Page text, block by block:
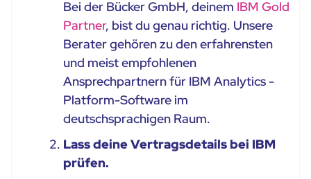
Bei der Bücker GmbH, deinem IBM Gold
Partner, bist du genau richtig. Unsere
Berater gehören zu den erfahrensten
und meist empfohlenen
Ansprechpartnern für IBM Analytics -
Platform-Software im
deutschsprachigen Raum.
Lass deine Vertragsdetails bei IBM
prüfen.